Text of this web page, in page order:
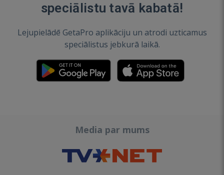
speciālistu tavā kabatā!
Lejupielādē GetaPro aplikāciju un atrodi uzticamus
speciālistus jebkurā laikā.
Media par mums